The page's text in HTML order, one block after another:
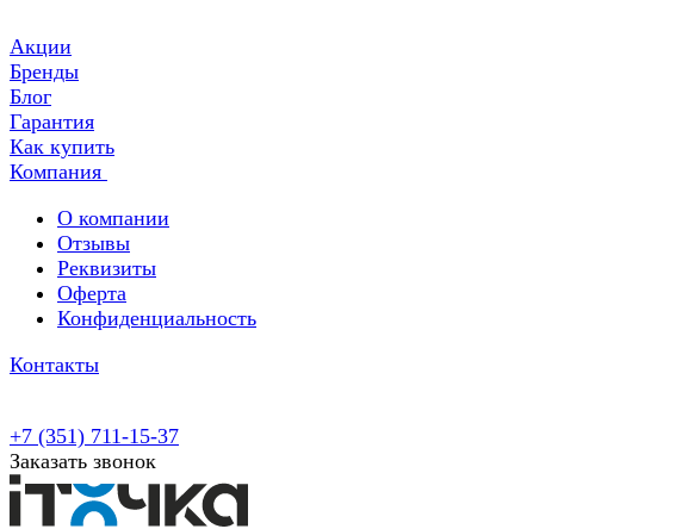
Акции
Бренды
Блог
Гарантия
Как купить
Компания
О компании
Отзывы
Реквизиты
Оферта
Конфиденциальность
Контакты
+7 (351) 711-15-37
Заказать звонок